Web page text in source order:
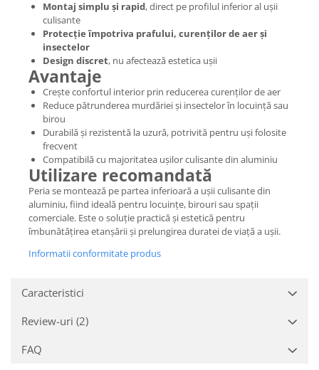
Montaj simplu și rapid, direct pe profilul inferior al ușii
culisante
Protecție împotriva prafului, curenților de aer și
insectelor
Design discret, nu afectează estetica ușii
Avantaje
Crește confortul interior prin reducerea curenților de aer
Reduce pătrunderea murdăriei și insectelor în locuință sau
birou
Durabilă și rezistentă la uzură, potrivită pentru uși folosite
frecvent
Compatibilă cu majoritatea ușilor culisante din aluminiu
Utilizare recomandată
Peria se montează pe partea inferioară a ușii culisante din
aluminiu, fiind ideală pentru locuințe, birouri sau spații
comerciale. Este o soluție practică și estetică pentru
îmbunătățirea etanșării și prelungirea duratei de viață a ușii.
Informatii conformitate produs
Caracteristici
Review-uri (2)
FAQ